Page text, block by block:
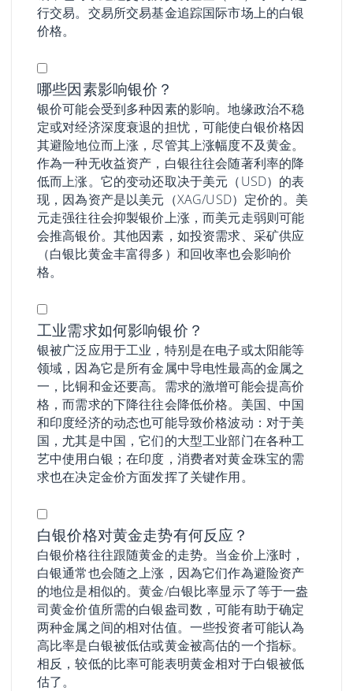
行交易。交易所交易基金追踪国际市场上的白银
价格。
哪些因素影响银价？
银价可能会受到多种因素的影响。地缘政治不稳
定或对经济深度衰退的担忧，可能使白银价格因
其避险地位而上涨，尽管其上涨幅度不及黄金。
作為一种无收益资产，白银往往会随著利率的降
低而上涨。它的变动还取决于美元（USD）的表
现，因為资产是以美元（XAG/USD）定价的。美
元走强往往会抑製银价上涨，而美元走弱则可能
会推高银价。其他因素，如投资需求、采矿供应
（白银比黄金丰富得多）和回收率也会影响价
格。
工业需求如何影响银价？
银被广泛应用于工业，特别是在电子或太阳能等
领域，因為它是所有金属中导电性最高的金属之
一，比铜和金还要高。需求的激增可能会提高价
格，而需求的下降往往会降低价格。美国、中国
和印度经济的动态也可能导致价格波动：对于美
国，尤其是中国，它们的大型工业部门在各种工
艺中使用白银；在印度，消费者对黄金珠宝的需
求也在决定金价方面发挥了关键作用。
白银价格对黄金走势有何反应？
白银价格往往跟随黄金的走势。当金价上涨时，
白银通常也会随之上涨，因為它们作為避险资产
的地位是相似的。黄金/白银比率显示了等于一盎
司黄金价值所需的白银盎司数，可能有助于确定
两种金属之间的相对估值。一些投资者可能认為
高比率是白银被低估或黄金被高估的一个指标。
相反，较低的比率可能表明黄金相对于白银被低
估了。